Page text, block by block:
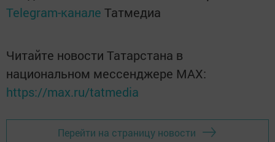
Telegram-канале Татмедиа
Читайте новости Татарстана в
национальном мессенджере MАХ:
https://max.ru/tatmedia
Перейти на страницу новости